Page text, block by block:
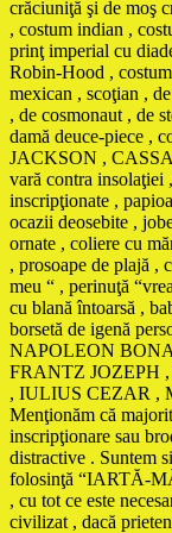
crăciuniţă şi de moş
, costum indian ,
prinţ imperial cu
Robin-Hood ,
mexican , scoţian ,
, de cosmonaut , de
damă deuce-piece ,
JACKSON ,
vară contra
inscripţionate ,
ocazii deosebite ,
ornate , coliere cu
, prosoape de plajă ,
meu “ , perinuţă
cu blană întoarsă ,
borsetă de igenă
NAPOLEON
FRANTZ
, IULIUS CEZAR ,
Menţionăm că
inscripţionare sau
distractive . Suntem
folosinţă “IARTĂ-
, cu tot ce este
civilizat , dacă